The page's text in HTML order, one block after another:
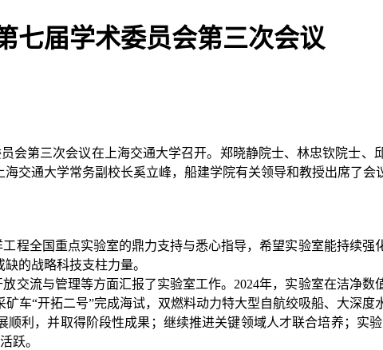
七届学术委员会第三次会议
第三次会议在上海交通大学召开。郑晓静院士、林忠钦院士、
交通大学常务副校长奚立峰，船建学院有关领导和教授出席了会
全国重点实验室的鼎力支持与悉心指导，希望实验室能持续强
的战略科技支柱力量。
流与管理等方面汇报了实验室工作。2024年，实验室在洁净数
车“开拓二号”完成海试，双燃料动力特大型自航绞吸船、大深
利，并取得阶段性成果；继续推进关键领域人才联合培养；实
跃。